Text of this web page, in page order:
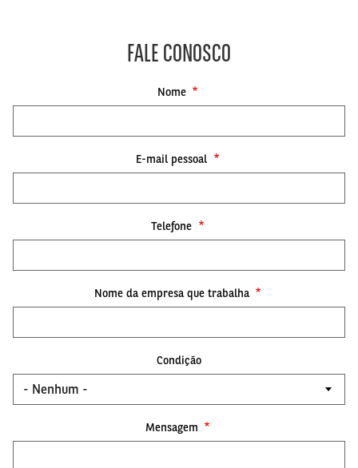
FALE CONOSCO
Nome
E-mail pessoal
Telefone
Nome da empresa que trabalha
Condição
Mensagem